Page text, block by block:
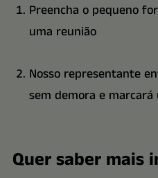
Preencha o pequeno
uma reunião
Nosso representante
sem demora e marcará
Quer saber mais